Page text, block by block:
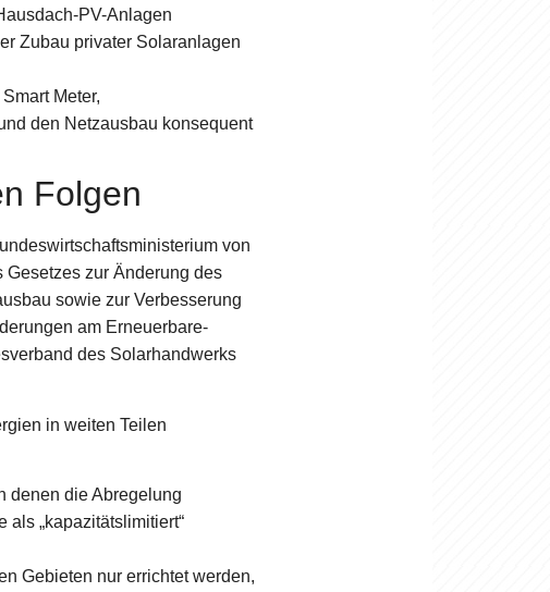
PV-Anlagen
Zubau privater Solaranlagen
Meter,
den Netzausbau konsequent
Folgen
von
Gesetzes zur Änderung des
sowie zur Verbesserung
am Erneuerbare-
des Solarhandwerks
in weiten Teilen
denen die Abregelung
als „kapazitätslimitiert“
Gebieten nur errichtet werden,